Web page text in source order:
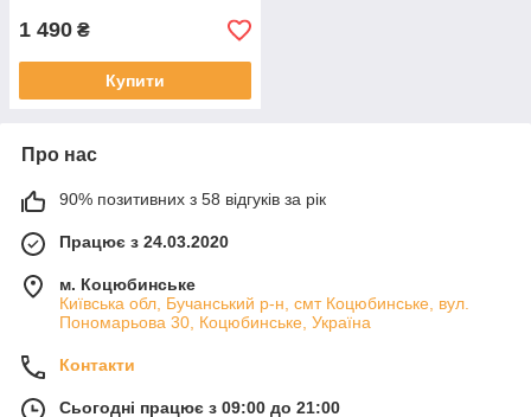
1 490 ₴
Купити
Про нас
90% позитивних з 58 відгуків за рік
Працює з 24.03.2020
м. Коцюбинське
Київська обл, Бучанський р-н, смт Коцюбинське, вул.
Пономарьова 30, Коцюбинське, Україна
Контакти
Сьогодні працює з 09:00 до 21:00